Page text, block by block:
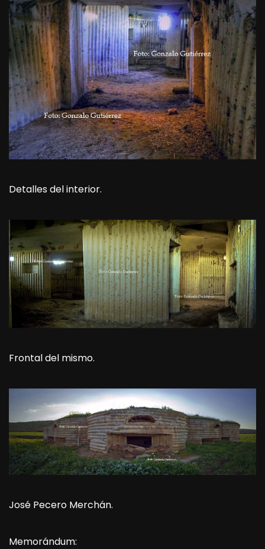
Detalles del interior.
Frontal del mismo.
José Pecero Merchán.
Memorándum: